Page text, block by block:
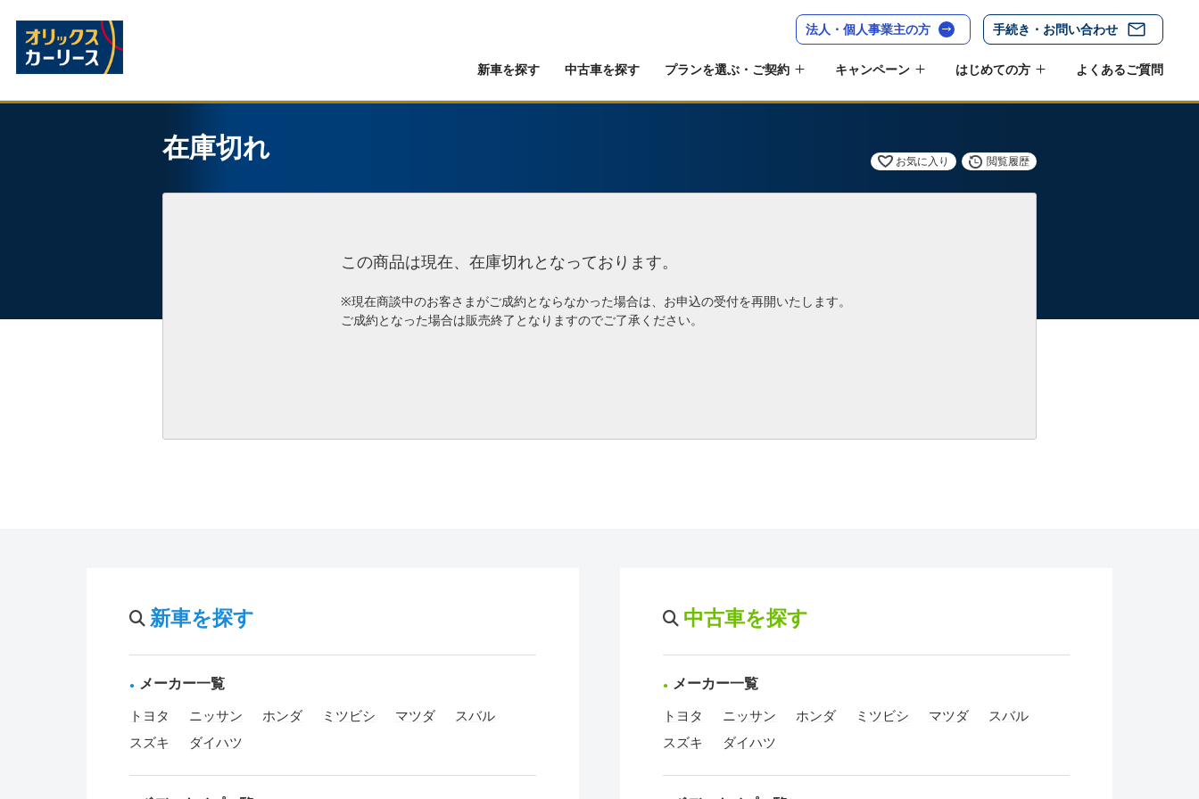
法人・個人事業主の方 手続き・お問い合わせ
新車を探す 中古車を探す プランを選ぶ・ご契約 キャンペーン はじめての方 よくあるご質問
在庫切れ お気に入り 閲覧履歴
この商品は現在、在庫切れとなっております。
※現在商談中のお客さまがご成約とならなかった場合は、お申込の受付を再開いたします。
ご成約となった場合は販売終了となりますのでご了承ください。
新車を探す
メーカー一覧
トヨタ ニッサン ホンダ ミツビシ マツダ
スバル
スズキ
ダイハツ
中古車を探す
メーカー一覧
トヨタ ニッサン ホンダ ミツビシ マツダ
スバル
スズキ
ダイハツ